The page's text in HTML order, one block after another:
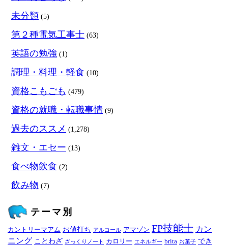
未分類 (5)
第２種電気工事士 (63)
英語の勉強 (1)
調理・料理・軽食 (10)
資格こもごも (479)
資格の就職・転職事情 (9)
過去のススメ (1,278)
雑文・エセー (13)
食べ物飲食 (2)
飲み物 (7)
テーマ別
カントリーマアム お値打ち アルコール アマゾン FP技能士 カン
ニング ことわざ ざっくりノート カロリー エネルギー brita お菓子 でき